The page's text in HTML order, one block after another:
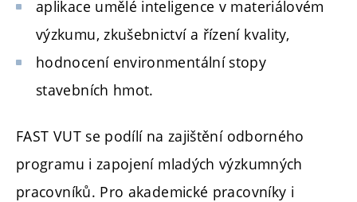
aplikace umělé inteligence v materiálovém
výzkumu, zkušebnictví a řízení kvality,
hodnocení environmentální stopy
stavebních hmot.
FAST VUT se podílí na zajištění odborného
programu i zapojení mladých výzkumných
pracovníků. Pro akademické pracovníky i